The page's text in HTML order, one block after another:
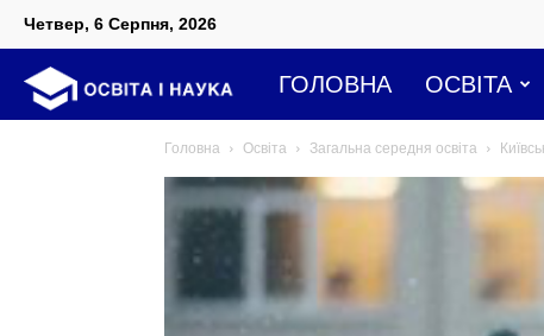
Четвер, 6 Серпня, 2026
Освіта
і
ГОЛОВНА ОСВІТА
Головна Освіта Загальна середня освіта